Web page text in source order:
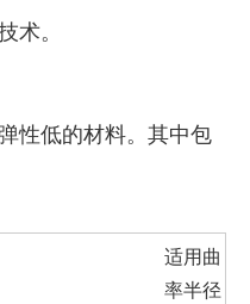
术。
性低的材料。其中包
适用曲
率半径